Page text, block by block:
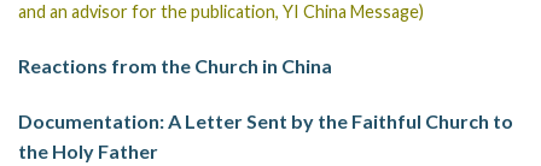
and an advisor for the publication, YI China Message)
Reactions from the Church in China
Documentation: A Letter Sent by the Faithful Church to
the Holy Father